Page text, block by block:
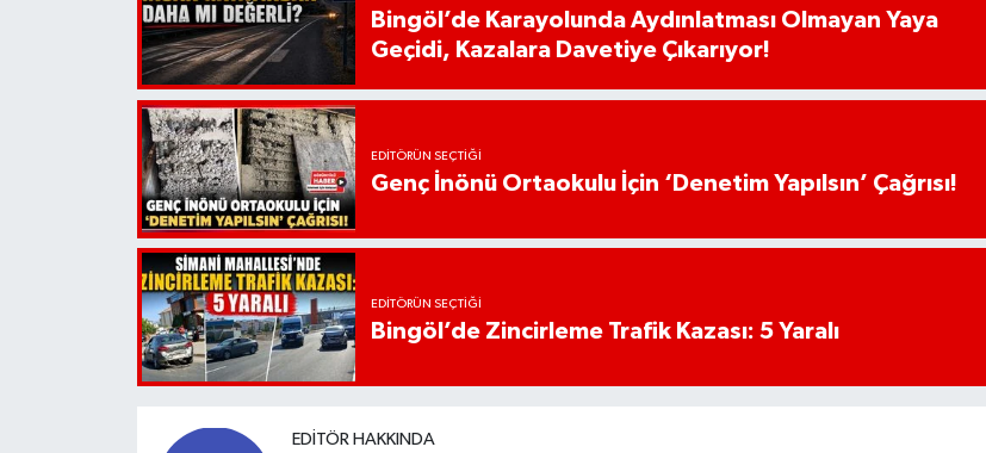
Bingöl’de Karayolunda Aydınlatması Olmayan Yaya
Geçidi, Kazalara Davetiye Çıkarıyor!
EDITÖRÜN SEÇTIĞI
Genç İnönü Ortaokulu İçin ‘Denetim Yapılsın’ Çağrısı!
EDITÖRÜN SEÇTIĞI
Bingöl’de Zincirleme Trafik Kazası: 5 Yaralı
EDITÖR HAKKINDA